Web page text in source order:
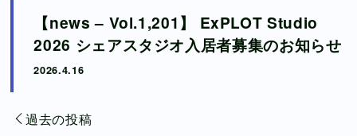
【news – Vol.1,201】 ExPLOT Studio
2026 シェアスタジオ入居者募集のお知らせ
2026.4.16
投過去の投稿